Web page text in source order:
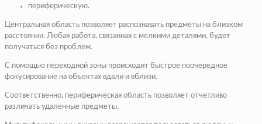
периферическую.
Центральная область позволяет распознавать предметы на близком
расстоянии. Любая работа, связанная с мелкими деталями, будет
получаться без проблем.
С помощью переходной зоны происходит быстрое поочередное
фокусирование на объектах вдали и вблизи.
Соответственно, периферическая область позволяет отчетливо
различать удаленные предметы.